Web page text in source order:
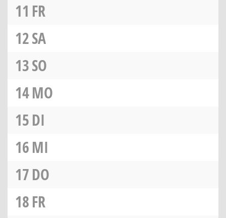
11 FR
12SA
13SO
14MO
15DI
16MI
17DO
18FR